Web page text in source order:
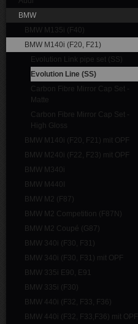
BMW
BMW M135i (F40)
BMW M140i (F20, F21)
Evolution Link pipe set (SS)
Evolution Line (SS)
Carbon Fibre Mirror Cap Set -
Matte
Carbon Fibre Mirror Cap Set -
High Gloss
BMW M140i (F20, F21) mit OPF
BMW M240i (F22, F23) mit OPF
BMW M340i
BMW M440I
BMW M2 (F87)
BMW M2 Competition (F87N)
BMW M2 Coupé (G87)
BMW 340i (F30, F31)
BMW 340i (F30, F31) mit OPF
BMW 335i E90, E91
BMW 335i (F30)
BMW 440i (F32, F33, F36)
BMW 440i (F32, F33,F36) mit OPF